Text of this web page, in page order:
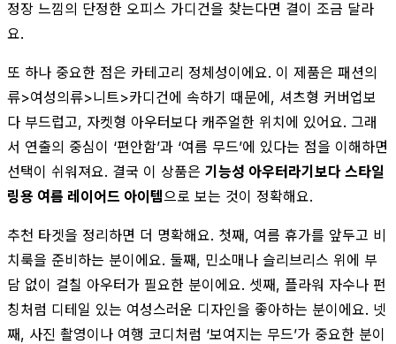
정장 느낌의 단정한 오피스 가디건을 찾는다면 결이 조금 달라
요.
또 하나 중요한 점은 카테고리 정체성이에요. 이 제품은 패션의
류>여성의류>니트>카디건에 속하기 때문에, 셔츠형 커버업보
다 부드럽고, 자켓형 아우터보다 캐주얼한 위치에 있어요. 그래
서 연출의 중심이 ‘편안함’과 ‘여름 무드’에 있다는 점을 이해하면
선택이 쉬워져요. 결국 이 상품은 기능성 아우터라기보다 스타일
링용 여름 레이어드 아이템으로 보는 것이 정확해요.
추천 타겟을 정리하면 더 명확해요. 첫째, 여름 휴가를 앞두고 비
치룩을 준비하는 분이에요. 둘째, 민소매나 슬리브리스 위에 부
담 없이 걸칠 아우터가 필요한 분이에요. 셋째, 플라워 자수나 펀
칭처럼 디테일 있는 여성스러운 디자인을 좋아하는 분이에요. 넷
째, 사진 촬영이나 여행 코디처럼 ‘보여지는 무드’가 중요한 분이